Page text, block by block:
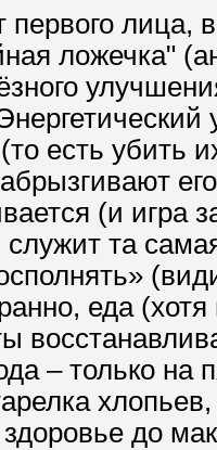
первого лица,
ложечка"
есть убить
(и игра
служит та
еда
– только на
до